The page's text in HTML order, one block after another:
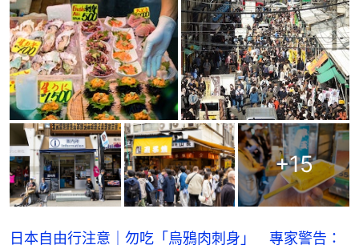
+15
日本自由行注意｜勿吃「烏鴉肉刺身」 專家警告：